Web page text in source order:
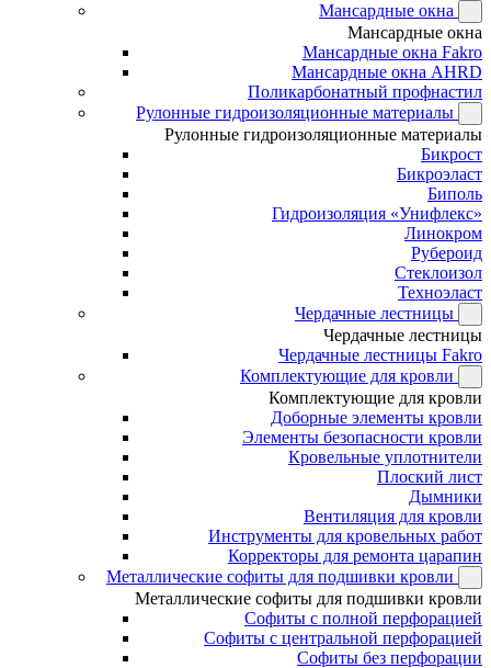
Мансардные окна
Мансардные окна
Мансардные окна Fakro
Мансардные окна AHRD
Поликарбонатный профнастил
Рулонные гидроизоляционные материалы
Рулонные гидроизоляционные материалы
Бикрост
Бикроэласт
Биполь
Гидроизоляция «Унифлекс»
Линокром
Рубероид
Стеклоизол
Техноэласт
Чердачные лестницы
Чердачные лестницы
Чердачные лестницы Fakro
Комплектующие для кровли
Комплектующие для кровли
Доборные элементы кровли
Элементы безопасности кровли
Кровельные уплотнители
Плоский лист
Дымники
Вентиляция для кровли
Инструменты для кровельных работ
Корректоры для ремонта царапин
Металлические софиты для подшивки кровли
Металлические софиты для подшивки кровли
Софиты с полной перфорацией
Софиты с центральной перфорацией
Софиты без перфорации